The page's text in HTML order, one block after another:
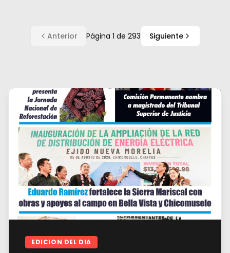
Anterior Página 1 de 293 Siguiente
EDICION DEL DIA